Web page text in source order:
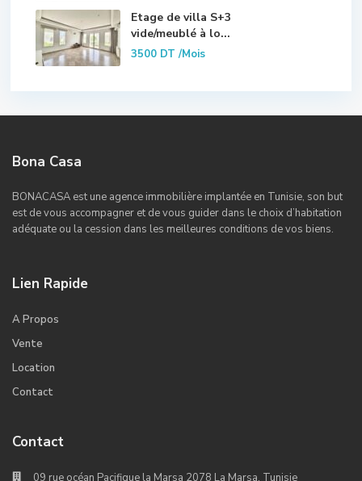
Etage de villa S+3
vide/meublé à lo...
3500 DT/Mois
Bona Casa
BONACASA est une agence immobilière implantée en Tunisie, son but
est de vous accompagner et de vous guider dans le choix d’habitation
adéquate ou la cession dans les meilleures conditions de vos biens.
Lien Rapide
A Propos
Vente
Location
Contact
Contact
09 rue océan Pacifique la Marsa 2078 La Marsa, Tunisie